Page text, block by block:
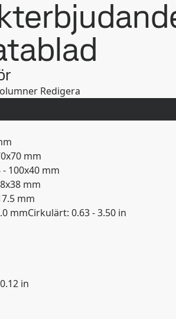
Redigera
mm
100x40 mm
mm
mm
mmCirkulärt: 0.63 - 3.50 in
in